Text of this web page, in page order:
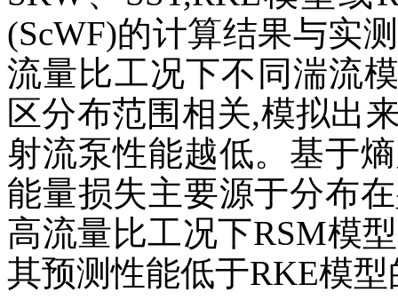
(ScWF)的计算结果与实
流量比工况下不同湍流
区分布范围相关,模拟出
射流泵性能越低。基于
能量损失主要源于分布
高流量比工况下RSM模
其预测性能低于RKE模